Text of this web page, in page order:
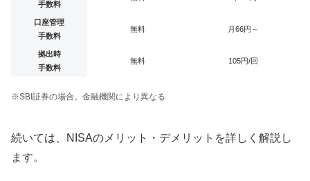
手数料
口座管理
手数料
無料 月66円～
拠出時
手数料
無料 105円/回
※SBI証券の場合。金融機関により異なる
続いては、NISAのメリット・デメリットを詳しく解説し
ます。